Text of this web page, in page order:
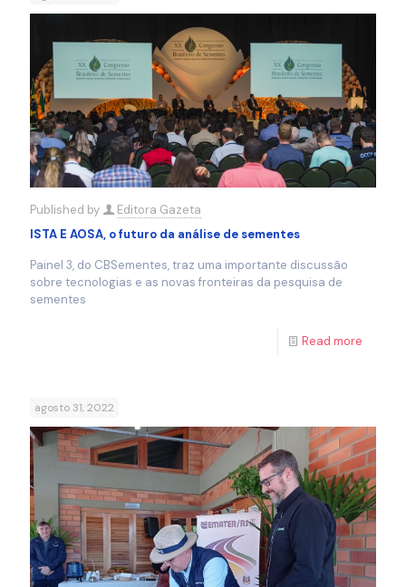
Published by
Editora Gazeta
ISTA E AOSA, o futuro da análise de sementes
Painel 3, do CBSementes, traz uma importante discussão
sobre tecnologias e as novas fronteiras da pesquisa de
sementes
Read more
agosto 31, 2022